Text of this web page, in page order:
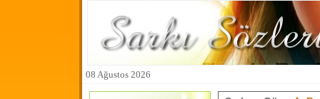
08 Ağustos 2026